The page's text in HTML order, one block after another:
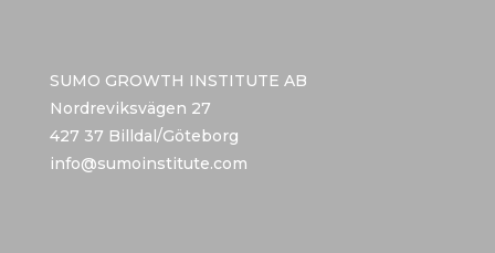
SUMO GROWTH INSTITUTE AB
Nordreviksvägen 27
427 37 Billdal/Göteborg
info@sumoinstitute.com